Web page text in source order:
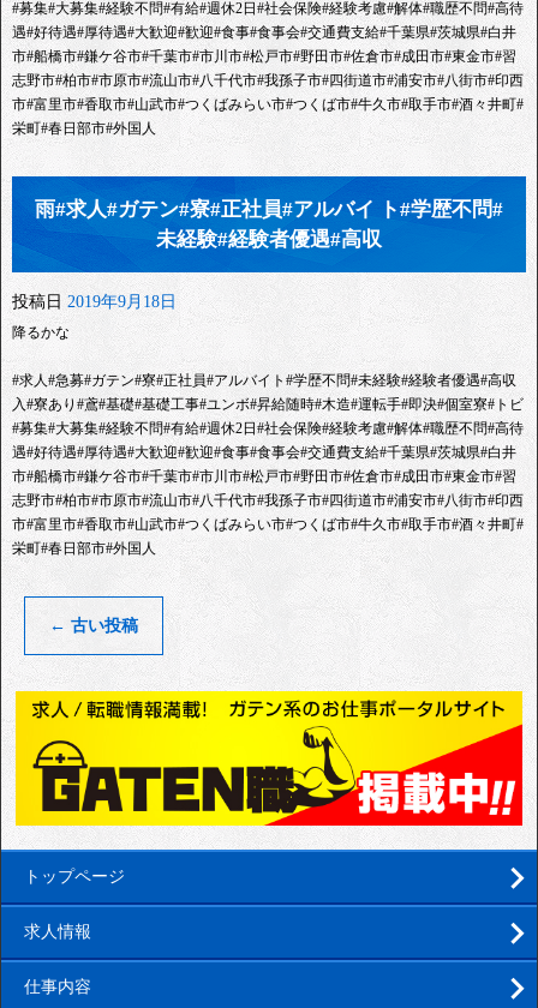
#募集#大募集#経験不問#有給#週休2日#社会保険#経験考慮#解体#職歴不問#高待
遇#好待遇#厚待遇#大歓迎#歓迎#食事#食事会#交通費支給#千葉県#茨城県#白井
市#船橋市#鎌ケ谷市#千葉市#市川市#松戸市#野田市#佐倉市#成田市#東金市#習
志野市#柏市#市原市#流山市#八千代市#我孫子市#四街道市#浦安市#八街市#印西
市#富里市#香取市#山武市#つくばみらい市#つくば市#牛久市#取手市#酒々井町#
栄町#春日部市#外国人
雨#求人#ガテン#寮#正社員#アルバイ ト#学歴不問#
未経験#経験者優遇#高収
投稿日 2019年9月18日
降るかな
#求人#急募#ガテン#寮#正社員#アルバイト#学歴不問#未経験#経験者優遇#高収
入#寮あり#鳶#基礎#基礎工事#ユンボ#昇給随時#木造#運転手#即決#個室寮#トビ
#募集#大募集#経験不問#有給#週休2日#社会保険#経験考慮#解体#職歴不問#高待
遇#好待遇#厚待遇#大歓迎#歓迎#食事#食事会#交通費支給#千葉県#茨城県#白井
市#船橋市#鎌ケ谷市#千葉市#市川市#松戸市#野田市#佐倉市#成田市#東金市#習
志野市#柏市#市原市#流山市#八千代市#我孫子市#四街道市#浦安市#八街市#印西
市#富里市#香取市#山武市#つくばみらい市#つくば市#牛久市#取手市#酒々井町#
栄町#春日部市#外国人
← 古い投稿
トップページ
求人情報
仕事内容